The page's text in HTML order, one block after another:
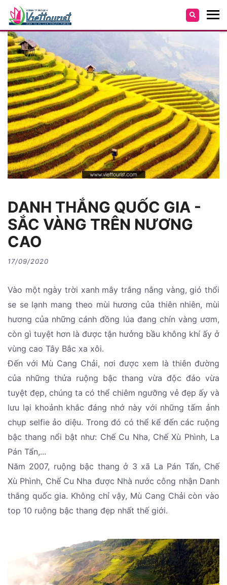
DANH THẮNG QUỐC GIA -
SẮC VÀNG TRÊN NƯƠNG
CAO
17/09/2020
Vào một ngày trời xanh mây trắng nắng vàng, gió thổi
se se lạnh mang theo mùi hương của thiên nhiên, mùi
hương của những cánh đồng lúa đang chín vàng ươm,
còn gì tuyệt hơn là được tận hưởng bầu không khí ấy ở
vùng cao Tây Bắc xa xôi.
Đến với Mù Cang Chải, nơi được xem là thiên đường
của những thửa ruộng bậc thang vừa độc đáo vừa
tuyệt đẹp, chúng ta có thể chiêm ngưỡng vẻ đẹp ấy và
lưu lại khoảnh khắc đáng nhớ này với những tấm ảnh
chụp selfie ảo diệu. Trong đó có thể kể đến các ruộng
bậc thang nổi bật như: Chế Cu Nha, Chế Xù Phình, La
Pán Tẩn,...
Năm 2007, ruộng bậc thang ở 3 xã La Pán Tẩn, Chế
Xù Phình, Chế Cu Nha được Nhà nước công nhận Danh
thắng quốc gia. Không chỉ vậy, Mù Cang Chải còn vào
top 10 ruộng bậc thang đẹp nhất thế giới.